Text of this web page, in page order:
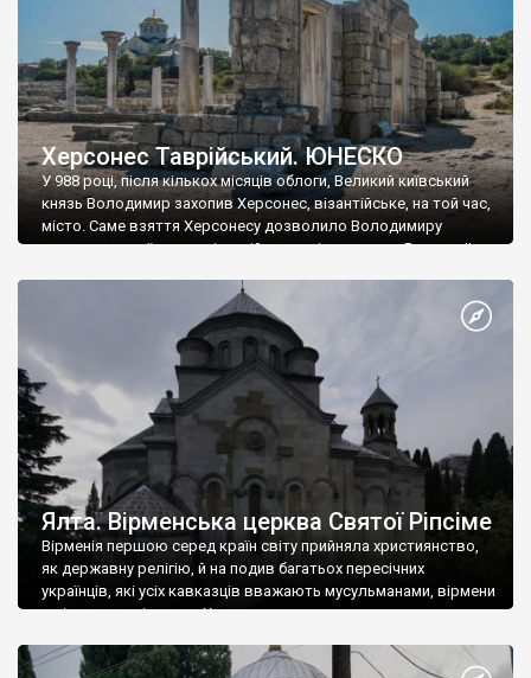
Херсонес Таврійський. ЮНЕСКО
У 988 році, після кількох місяців облоги, Великий київський
князь Володимир захопив Херсонес, візантійське, на той час,
місто. Саме взяття Херсонесу дозволило Володимиру
диктувати свої умови візантійському імператору Василю ІІ, та
Херсонесі Володимир-язичник, став Василем-християнином.
А потім було Хрещення Русі. На честь Херсонесу Таврійського
Ялта. Вірменська церква Святої Ріпсіме
Вірменія першою серед країн світу прийняла християнство,
як державну релігію, й на подив багатьох пересічних
українців, які усіх кавказців вважають мусульманами, вірмени
є відданими вірянами Христа